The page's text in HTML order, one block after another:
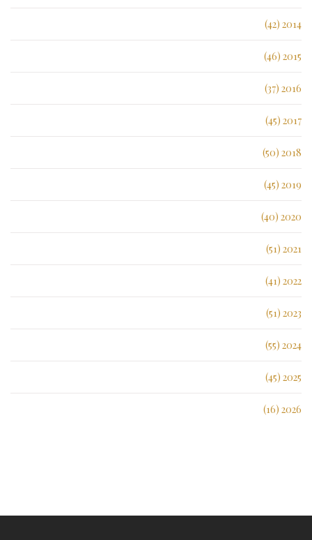
2014 (42)
2015 (46)
2016 (37)
2017 (45)
2018 (50)
2019 (45)
2020 (40)
2021 (51)
2022 (41)
2023 (51)
2024 (55)
2025 (45)
2026 (16)